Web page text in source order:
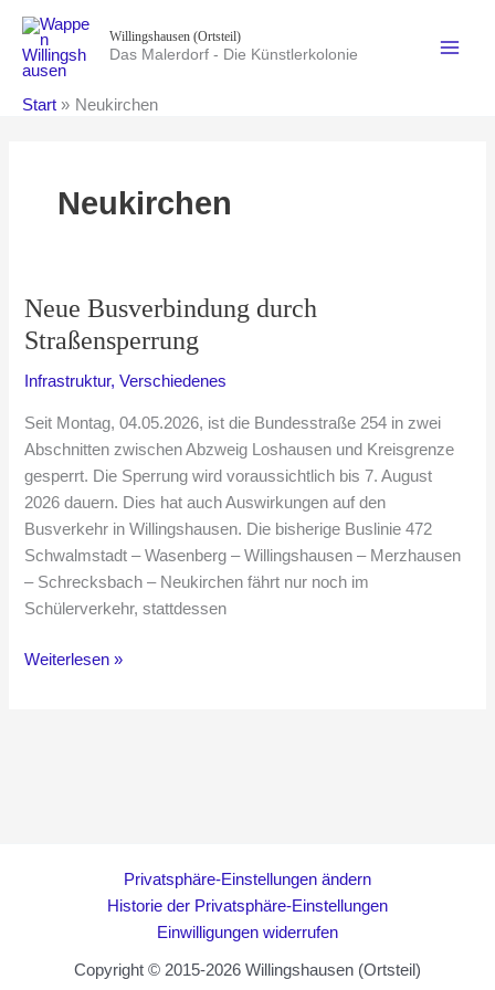
Inhalt
springen
Willingshausen (Ortsteil)
Das Malerdorf - Die Künstlerkolonie
Start Neukirchen
Neukirchen
Neue Busverbindung durch
Straßensperrung
Infrastruktur,Verschiedenes
Seit Montag, 04.05.2026, ist die Bundesstraße 254 in zwei
Abschnitten zwischen Abzweig Loshausen und Kreisgrenze
gesperrt. Die Sperrung wird voraussichtlich bis 7. August
2026 dauern. Dies hat auch Auswirkungen auf den
Busverkehr in Willingshausen. Die bisherige Buslinie 472
Schwalmstadt – Wasenberg – Willingshausen – Merzhausen
– Schrecksbach – Neukirchen fährt nur noch im
Schülerverkehr, stattdessen
Neue
Weiterlesen »
Privatsphäre-Einstellungen ändern
Historie der Privatsphäre-Einstellungen
Einwilligungen widerrufen
Copyright © 2015-2026 Willingshausen (Ortsteil)